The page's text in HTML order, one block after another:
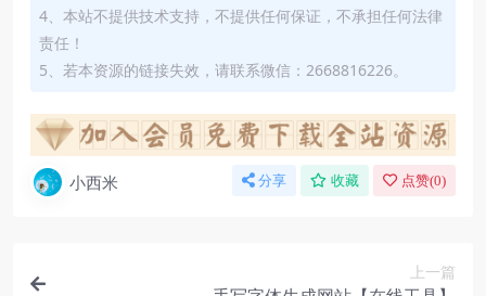
4、本站不提供技术支持，不提供任何保证，不承担任何法律
责任！
5、若本资源的链接失效，请联系微信：2668816226。
小西米 分享 收藏 点赞(0)
上一篇